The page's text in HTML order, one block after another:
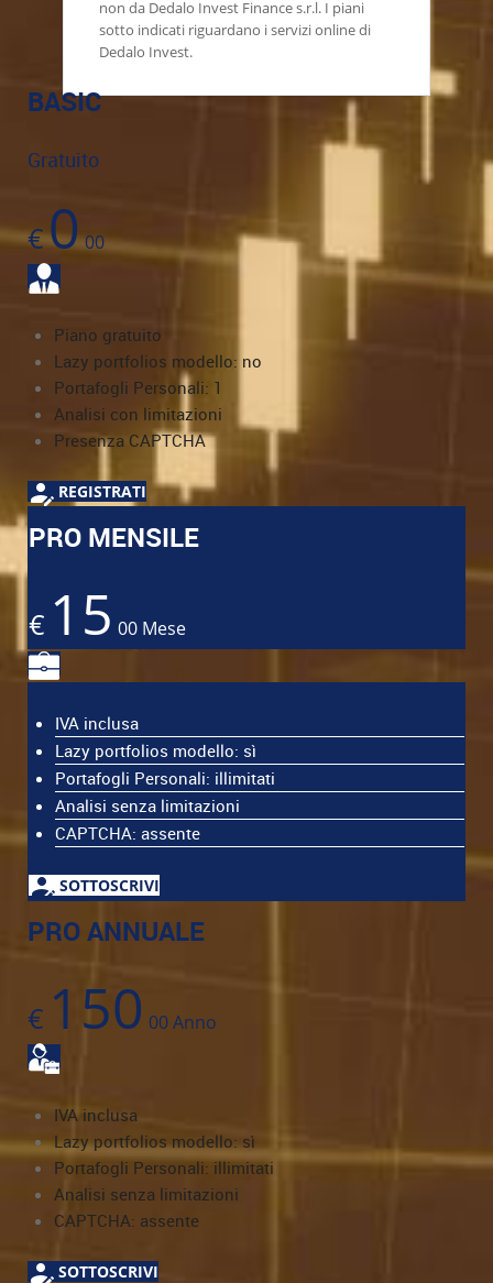
non da Dedalo Invest Finance s.r.l. I piani
sotto indicati riguardano i servizi online di
Dedalo Invest.
BASIC
Gratuito
€000
Piano gratuito
Lazy portfolios modello: no
Portafogli Personali: 1
Analisi con limitazioni
Presenza CAPTCHA
REGISTRATI
PRO MENSILE
€ 15 00 Mese
IVA inclusa
Lazy portfolios modello: sì
Portafogli Personali: illimitati
Analisi senza limitazioni
CAPTCHA: assente
SOTTOSCRIVI
PRO ANNUALE
€ 150 00Anno
IVA inclusa
Lazy portfolios modello: sì
Portafogli Personali: illimitati
Analisi senza limitazioni
CAPTCHA: assente
SOTTOSCRIVI